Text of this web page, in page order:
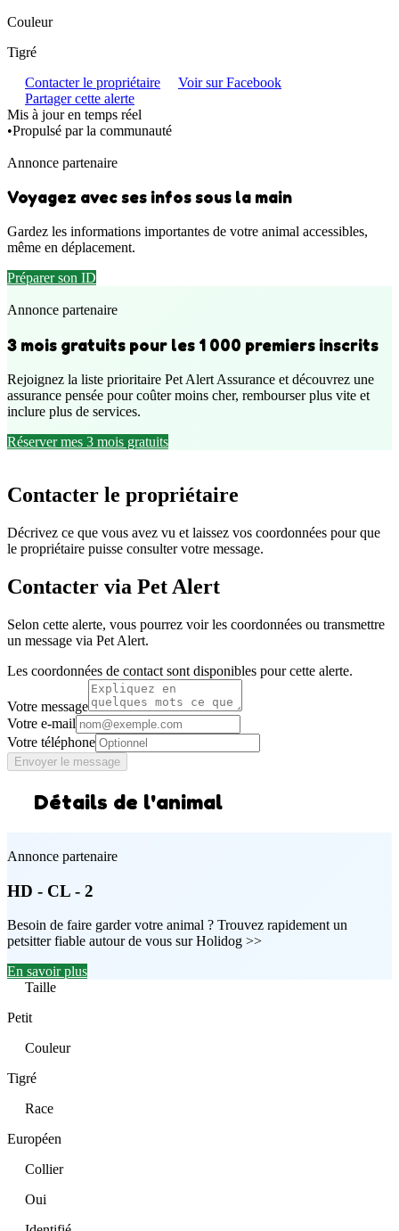
Couleur
Tigré
Contacter le propriétaire
Voir sur Facebook
Partager cette alerte
Mis à jour en temps réel
•Propulsé par la communauté
Annonce partenaire
Voyagez avec ses infos sous la main
Gardez les informations importantes de votre animal accessibles,
même en déplacement.
Préparer son ID
Annonce partenaire
3 mois gratuits pour les 1 000 premiers inscrits
Rejoignez la liste prioritaire Pet Alert Assurance et découvrez une
assurance pensée pour coûter moins cher, rembourser plus vite et
inclure plus de services.
Réserver mes 3 mois gratuits
Contacter le propriétaire
Décrivez ce que vous avez vu et laissez vos coordonnées pour que
le propriétaire puisse consulter votre message.
Contacter via Pet Alert
Selon cette alerte, vous pourrez voir les coordonnées ou transmettre
un message via Pet Alert.
Les coordonnées de contact sont disponibles pour cette alerte.
Votre message
Votre e-mail
Votre téléphone
Envoyer le message
Détails de l'animal
Annonce partenaire
HD - CL - 2
Besoin de faire garder votre animal ? Trouvez rapidement un
petsitter fiable autour de vous sur Holidog >>
En savoir plus
Taille
Petit
Couleur
Tigré
Race
Européen
Collier
Oui